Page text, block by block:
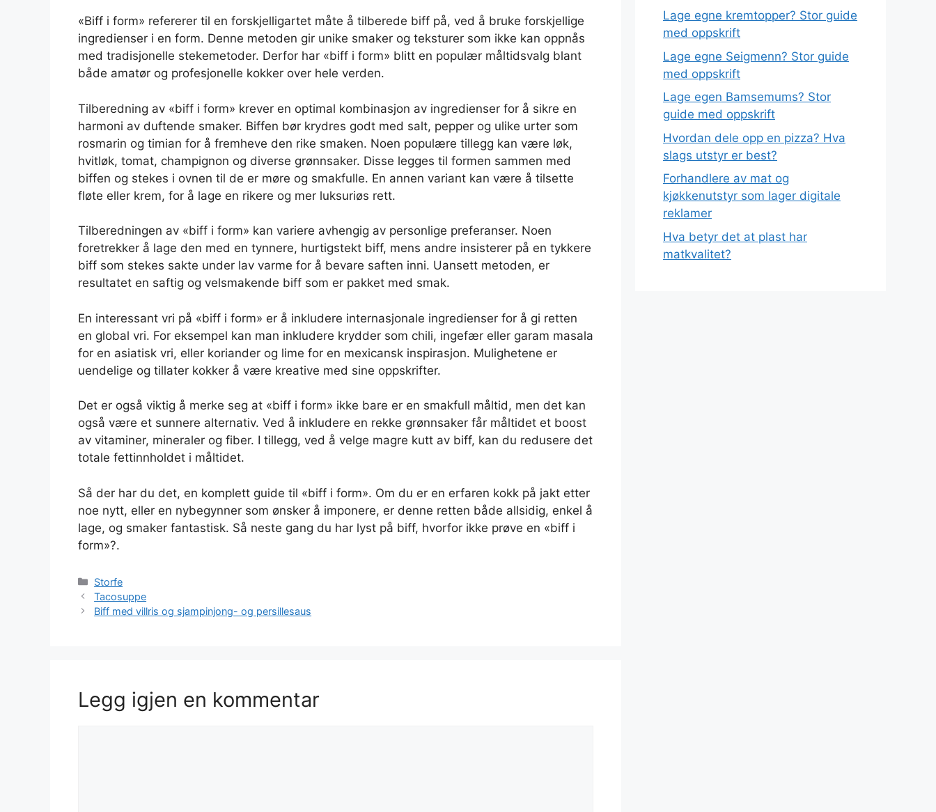
«Biff i form» refererer til en forskjelligartet måte å tilberede biff på, ved å bruke forskjellige
ingredienser i en form. Denne metoden gir unike smaker og teksturer som ikke kan oppnås
med tradisjonelle stekemetoder. Derfor har «biff i form» blitt en populær måltidsvalg blant
både amatør og profesjonelle kokker over hele verden.
Tilberedning av «biff i form» krever en optimal kombinasjon av ingredienser for å sikre en
harmoni av duftende smaker. Biffen bør krydres godt med salt, pepper og ulike urter som
rosmarin og timian for å fremheve den rike smaken. Noen populære tillegg kan være løk,
hvitløk, tomat, champignon og diverse grønnsaker. Disse legges til formen sammen med
biffen og stekes i ovnen til de er møre og smakfulle. En annen variant kan være å tilsette
fløte eller krem, for å lage en rikere og mer luksuriøs rett.
Tilberedningen av «biff i form» kan variere avhengig av personlige preferanser. Noen
foretrekker å lage den med en tynnere, hurtigstekt biff, mens andre insisterer på en tykkere
biff som stekes sakte under lav varme for å bevare saften inni. Uansett metoden, er
resultatet en saftig og velsmakende biff som er pakket med smak.
En interessant vri på «biff i form» er å inkludere internasjonale ingredienser for å gi retten
en global vri. For eksempel kan man inkludere krydder som chili, ingefær eller garam masala
for en asiatisk vri, eller koriander og lime for en mexicansk inspirasjon. Mulighetene er
uendelige og tillater kokker å være kreative med sine oppskrifter.
Det er også viktig å merke seg at «biff i form» ikke bare er en smakfull måltid, men det kan
også være et sunnere alternativ. Ved å inkludere en rekke grønnsaker får måltidet et boost
av vitaminer, mineraler og fiber. I tillegg, ved å velge magre kutt av biff, kan du redusere det
totale fettinnholdet i måltidet.
Så der har du det, en komplett guide til «biff i form». Om du er en erfaren kokk på jakt etter
noe nytt, eller en nybegynner som ønsker å imponere, er denne retten både allsidig, enkel å
lage, og smaker fantastisk. Så neste gang du har lyst på biff, hvorfor ikke prøve en «biff i
form»?.
Kategorier
Storfe
Tacosuppe
Biff med villris og sjampinjong- og persillesaus
Legg igjen en kommentar
Lage egne kremtopper? Stor guide
med oppskrift
Lage egne Seigmenn? Stor guide
med oppskrift
Lage egen Bamsemums? Stor
guide med oppskrift
Hvordan dele opp en pizza? Hva
slags utstyr er best?
Forhandlere av mat og
kjøkkenutstyr som lager digitale
reklamer
Hva betyr det at plast har
matkvalitet?